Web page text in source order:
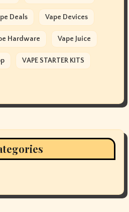
Deals Vape Devices
Hardware Vape Juice
VAPE STARTER KITS